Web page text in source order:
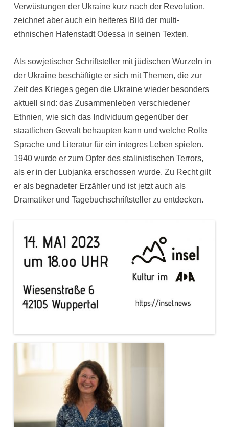
Verwüstungen der Ukraine kurz nach der Revolution,
zeichnet aber auch ein heiteres Bild der multi-
ethnischen Hafenstadt Odessa in seinen Texten.
Als sowjetischer Schriftsteller mit jüdischen Wurzeln in
der Ukraine beschäftigte er sich mit Themen, die zur
Zeit des Krieges gegen die Ukraine wieder besonders
aktuell sind: das Zusammenleben verschiedener
Ethnien, wie sich das Individuum gegenüber der
staatlichen Gewalt behaupten kann und welche Rolle
Sprache und Literatur für ein integres Leben spielen.
1940 wurde er zum Opfer des stalinistischen Terrors,
als er in der Lubjanka erschossen wurde. Zu Recht gilt
er als begnadeter Erzähler und ist jetzt auch als
Dramatiker und Tagebuchschriftsteller zu entdecken.